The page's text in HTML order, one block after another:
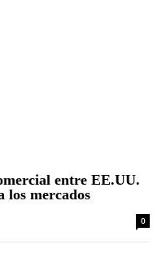
entre EE.UU.
mercados
0